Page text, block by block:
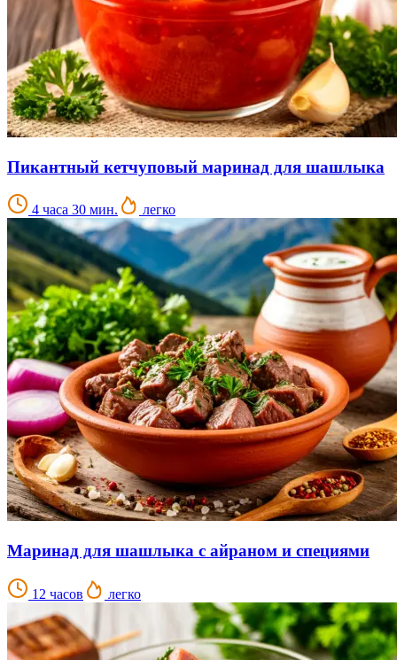
Пикантный кетчуповый маринад для шашлыка
4 часа 30 мин. легко
Маринад для шашлыка с айраном и специями
12 часов легко